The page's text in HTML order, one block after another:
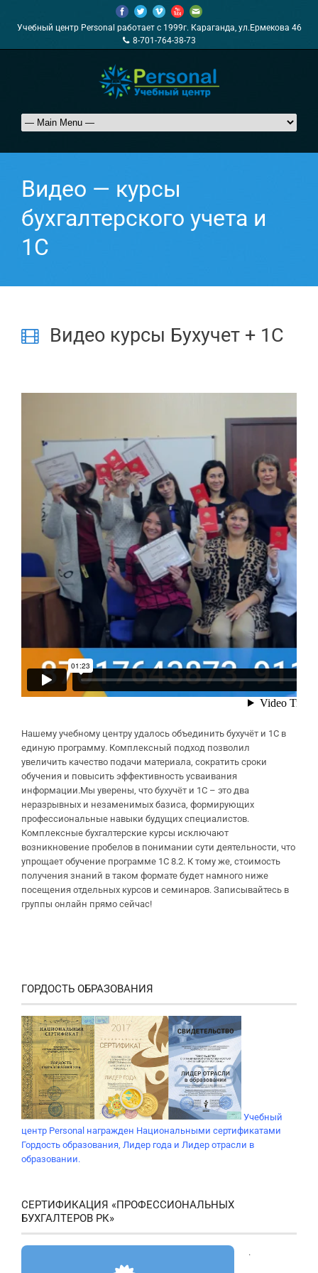
Учебный центр Personal работает с 1999г. Караганда, ул.Ермекова 46
8-701-764-38-73
Видео — курсы
бухгалтерского учета и
1С
Видео курсы Бухучет + 1С
Нашему учебному центру удалось объединить бухучёт и 1С в
единую программу. Комплексный подход позволил
увеличить качество подачи материала, сократить сроки
обучения и повысить эффективность усваивания
информации.Мы уверены, что бухучёт и 1С – это два
неразрывных и незаменимых базиса, формирующих
профессиональные навыки будущих специалистов.
Комплексные бухгалтерские курсы исключают
возникновение пробелов в понимании сути деятельности, что
упрощает обучение программе 1С 8.2. К тому же, стоимость
получения знаний в таком формате будет намного ниже
посещения отдельных курсов и семинаров. Записывайтесь в
группы онлайн прямо сейчас!
ГОРДОСТЬ ОБРАЗОВАНИЯ
Учебный
центр Personal награжден Национальными сертификатами
Гордость образования, Лидер года и Лидер отрасли в
образовании.
СЕРТИФИКАЦИЯ «ПРОФЕССИОНАЛЬНЫХ
БУХГАЛТЕРОВ РК»
.